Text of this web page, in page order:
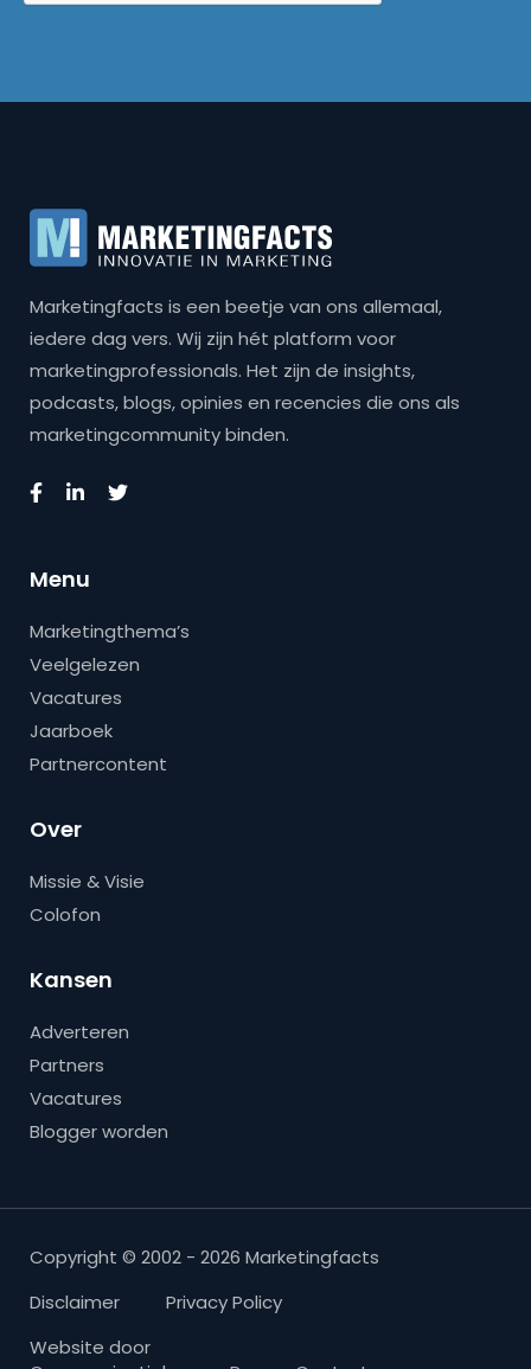
Marketingfacts is een beetje van ons allemaal,
iedere dag vers. Wij zijn hét platform voor
marketingprofessionals. Het zijn de insights,
podcasts, blogs, opinies en recencies die ons als
marketingcommunity binden.
Menu
Marketingthema’s
Veelgelezen
Vacatures
Jaarboek
Partnercontent
Over
Missie & Visie
Colofon
Kansen
Adverteren
Partners
Vacatures
Blogger worden
Copyright © 2002 - 2026 Marketingfacts
Disclaimer
Privacy Policy
Website door